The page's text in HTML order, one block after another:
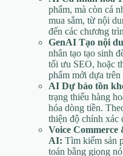
phẩm, mà còn cá
mua sắm, từ nội
đến các chương
GenAI Tạo nội
nhân tạo tạo sinh
tối ưu SEO, hoặc
phẩm mới dựa
AI Dự báo tồn
trạng thiếu hàng
hóa dòng tiền.
thiện độ chính xác
Voice
AI: Tìm kiếm sản
toán bằng giọng